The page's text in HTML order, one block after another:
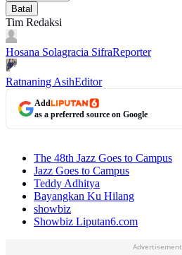
Batal
Tim Redaksi
Hosana Solagracia SifraReporter
Ratnaning AsihEditor
Add
as a preferred source on Google
The 48th Jazz Goes to Campus
Jazz Goes to Campus
Teddy Adhitya
Bayangkan Ku Hilang
showbiz
Showbiz Liputan6.com
Advertisement